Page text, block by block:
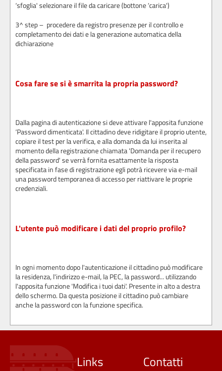
‘sfoglia' selezionare il file da caricare (bottone ‘carica')
3^ step – procedere da registro presenze per il controllo e
completamento dei dati e la generazione automatica della
dichiarazione
Cosa fare se si è smarrita la propria password?
Dalla pagina di autenticazione si deve attivare l'apposita funzione
‘Password dimenticata'. Il cittadino deve ridigitare il proprio utente,
copiare il test per la verifica, e alla domanda da lui inserita al
momento della registrazione chiamata 'Domanda per il recupero
della password' se verrà fornita esattamente la risposta
specificata in fase di registrazione egli potrà ricevere via e-mail
una password temporanea di accesso per riattivare le proprie
credenziali.
L'utente può modificare i dati del proprio profilo?
In ogni momento dopo l'autenticazione il cittadino può modificare
la residenza, l'indirizzo e-mail, la PEC, la password... utilizzando
l'apposita funzione 'Modifica i tuoi dati'. Presente in alto a destra
dello schermo. Da questa posizione il cittadino può cambiare
anche la password con la funzione specifica.
Links Contatti